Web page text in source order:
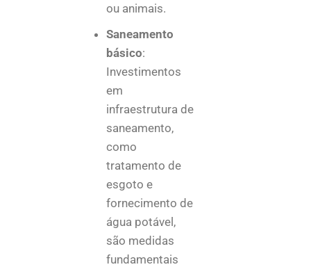
ou animais.
Saneamento
básico:
Investimentos
em
infraestrutura de
saneamento,
como
tratamento de
esgoto e
fornecimento de
água potável,
são medidas
fundamentais